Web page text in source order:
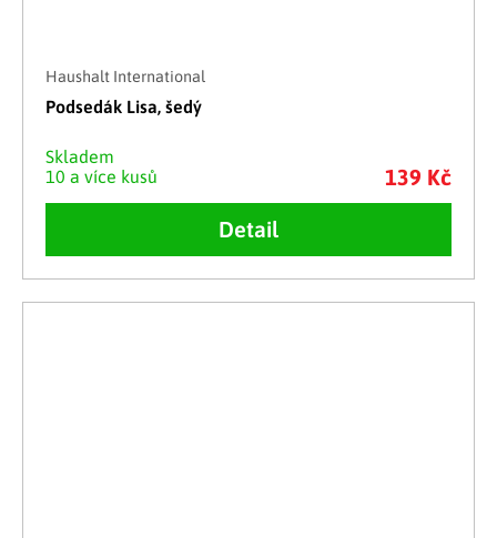
Haushalt International
Podsedák Lisa, šedý
Skladem
10 a více kusů
139 Kč
Detail